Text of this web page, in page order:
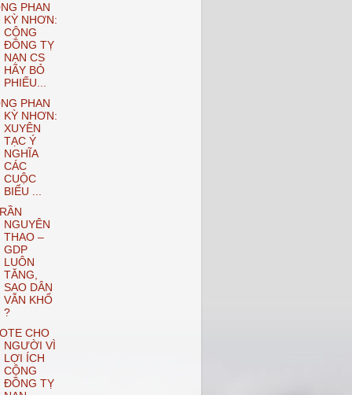
PHAN
KỲ NHƠN:
CỘNG
ĐỒNG TỴ
NẠN CS
HÃY BỎ
PHIẾU...
PHAN
KỲ NHƠN:
XUYÊN
TẠC Ý
NGHĨA
CÁC
CUỘC
BIỂU ...
NGUYÊN
THAO –
GDP
LUÔN
TĂNG,
SAO DÂN
VẪN KHỔ
?
CHO
NGƯỜI VÌ
LỢI ÍCH
CỘNG
ĐỒNG TỴ